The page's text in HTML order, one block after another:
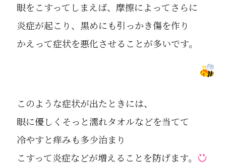
眼をこすってしまえば、摩擦によってさらに
炎症が起こり、黒めにも引っかき傷を作り
かえって症状を悪化させることが多いです。
このような症状が出たときには、
眼に優しくそっと濡れタオルなどを当てて
冷やすと痒みも多少治まり
こすって炎症などが増えることを防げます。